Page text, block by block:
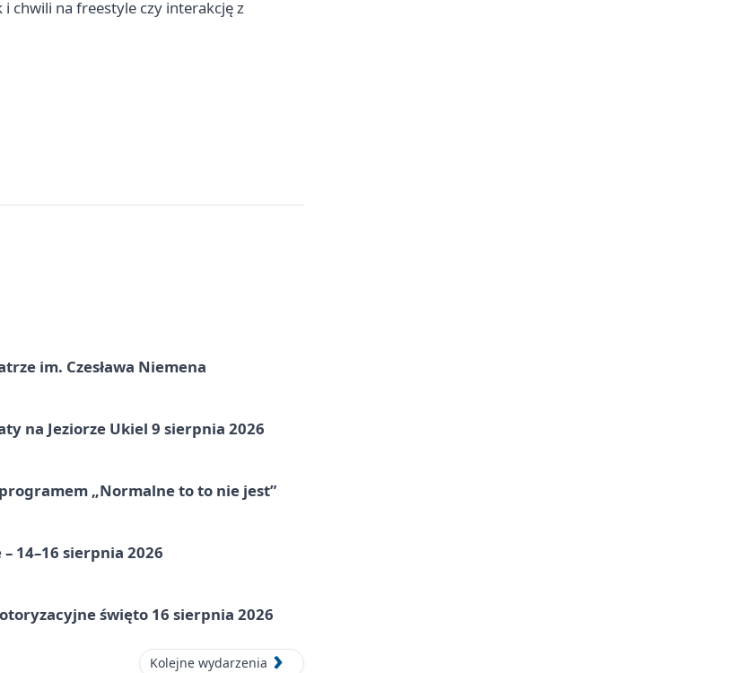
chwili na freestyle czy interakcję z
im. Czesława Niemena
na Jeziorze Ukiel 9 sierpnia 2026
„Normalne to to nie jest”
14–16 sierpnia 2026
święto 16 sierpnia 2026
Kolejne wydarzenia